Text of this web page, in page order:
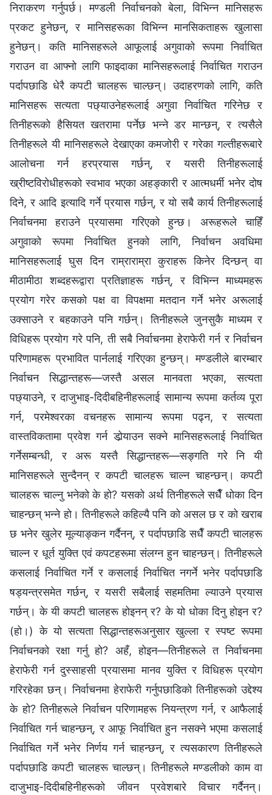
निराकरण गर्नुपर्छ। मण्डली निर्वाचनको बेला, विभिन्‍न मानिसहरू
प्रकट हुनेछन्, र मानिसहरूका विभिन्‍न मानसिकताहरू खुलासा
हुनेछन्। कति मानिसहरूले आफूलाई अगुवाको रूपमा निर्वाचित
गराउन वा आफ्नो लागि फाइदाका मानिसहरूलाई निर्वाचित गराउन
पर्दापछाडि धेरै कपटी चालहरू चाल्छन्। उदाहरणको लागि, कति
मानिसहरू सत्यता पछ्याउनेहरूलाई अगुवा निर्वाचित गरिनेछ र
तिनीहरूको हैसियत खतरामा पर्नेछ भन्‍ने डर मान्छन्, र त्यसैले
तिनीहरूले यी मानिसहरूले देखाएका कमजोरी र गरेका गल्तीहरूबारे
आलोचना गर्न हरप्रयास गर्छन्, र यसरी तिनीहरूलाई
ख्रीष्टविरोधीहरूको स्वभाव भएका अहङ्कारी र आत्मधर्मी भनेर दोष
दिने, र आदि इत्यादि गर्ने प्रयास गर्छन्, र यो सबै कार्य तिनीहरूलाई
निर्वाचनमा हराउने प्रयासमा गरिएको हुन्छ। अरूहरूले चाहिँ
अगुवाको रूपमा निर्वाचित हुनको लागि, निर्वाचन अवधिमा
मानिसहरूलाई घुस दिन राम्राराम्रा कुराहरू किनेर दिन्छन् वा
मीठामीठा शब्दहरूद्वारा प्रतिज्ञाहरू गर्छन्, र विभिन्‍न माध्यमहरू
प्रयोग गरेर कसको पक्ष वा विपक्षमा मतदान गर्ने भनेर अरूलाई
उक्साउने र बहकाउने पनि गर्छन्। तिनीहरूले जुनसुकै माध्यम र
विधिहरू प्रयोग गरे पनि, ती सबै निर्वाचनमा हेराफेरी गर्न र निर्वाचन
परिणामहरू प्रभावित पार्नलाई गरिएका हुन्छन्। मण्डलीले बारम्बार
निर्वाचन सिद्धान्तहरू—जस्तै असल मानवता भएका, सत्यता
पछ्याउने, र दाजुभाइ-दिदीबहिनीहरूलाई सामान्य रूपमा कर्तव्य पूरा
गर्न, परमेश्‍वरका वचनहरू सामान्य रूपमा पढ्न, र सत्यता
वास्तविकतामा प्रवेश गर्न डोर्‍याउन सक्‍ने मानिसहरूलाई निर्वाचित
गर्नेसम्बन्धी, र अरू यस्तै सिद्धान्तहरू—सङ्गति गरे नि यी
मानिसहरूले सुन्दैनन् र कपटी चालहरू चाल्न चाहन्छन्। कपटी
चालहरू चाल्नु भनेको के हो? यसको अर्थ तिनीहरूले सधैँ धोका दिन
चाहन्छन् भन्‍ने हो। तिनीहरूले कहिल्यै पनि को असल छ र को खराब
छ भनेर खुलेर मूल्याङ्कन गर्दैनन्, र पर्दापछाडि सधैँ कपटी चालहरू
चाल्न र धूर्त युक्ति एवं कपटहरूमा संलग्‍न हुन चाहन्छन्। तिनीहरूले
कसलाई निर्वाचित गर्ने र कसलाई निर्वाचित नगर्ने भनेर पर्दापछाडि
षड्यन्त्रसमेत गर्छन्, र यसरी सबैलाई सहमतिमा ल्याउने प्रयास
गर्छन्। के यी कपटी चालहरू होइनन् र? के यो धोका दिनु होइन र?
(हो।) के यो सत्यता सिद्धान्तहरूअनुसार खुल्‍ला र स्पष्ट रूपमा
निर्वाचनको रक्षा गर्नु हो? अहँ, होइन—तिनीहरूले त निर्वाचनमा
हेराफेरी गर्न दुस्साहसी प्रयासमा मानव युक्ति र विधिहरू प्रयोग
गरिरहेका छन्। निर्वाचनमा हेराफेरी गर्नुपछाडिको तिनीहरूको उद्देश्य
के हो? तिनीहरूले निर्वाचन परिणामहरू नियन्त्रण गर्न, र आफैलाई
निर्वाचित गर्न चाहन्छन्, र आफू निर्वाचित हुन नसक्‍ने भएमा कसलाई
निर्वाचित गर्ने भनेर निर्णय गर्न चाहन्छन्, र त्यसकारण तिनीहरूले
पर्दापछाडि कपटी चालहरू चाल्छन्। तिनीहरूले मण्डलीको काम वा
दाजुभाइ-दिदीबहिनीहरूको जीवन प्रवेशबारे विचार गर्दैनन्।